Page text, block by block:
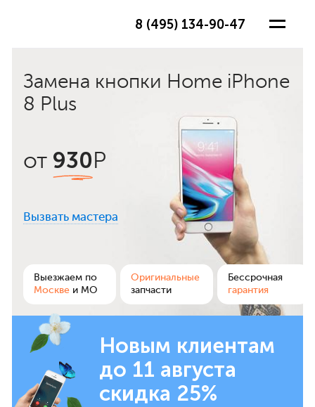
8 (495) 134-90-47
Замена кнопки Home iPhone
8 Plus
от 930 Р
Вызвать мастера
Выезжаем по
Москве и МО
Оригинальные
запчасти
Бессрочная
гарантия
Новым клиентам
до 11 августа
скидка 25%